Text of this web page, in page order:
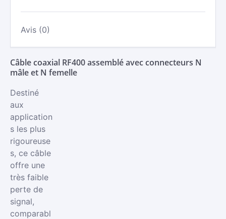
Avis (0)
Câble coaxial RF400 assemblé avec connecteurs N
mâle et N femelle
Destiné
aux
application
s les plus
rigoureuse
s, ce câble
offre une
très faible
perte de
signal,
comparabl